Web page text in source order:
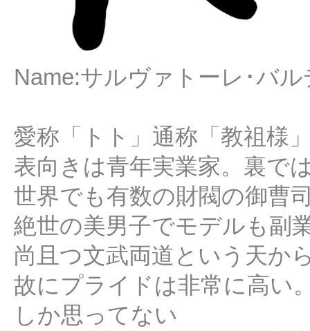
Name:サルヴァトーレ･バ
愛称「トト」通称「教祖様
表向きは青年実業家。裏で
世界でも有数の財閥の御曹
絶世の美男子でモデルも副
尚且つ文武両道という天か
故にプライドは非常に高い
しか思ってない